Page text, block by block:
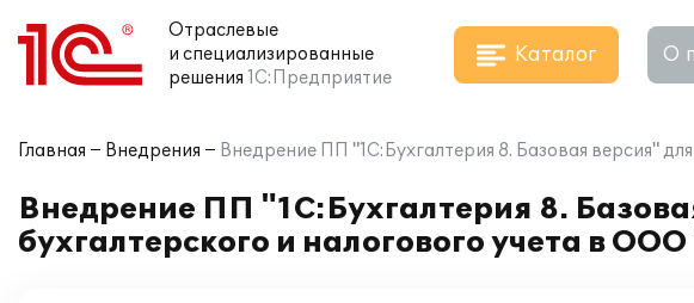
Отраслевые
и специализированные
решения 1С:Предприятие
Каталог О
Главная Внедрения Внедрение ПП "1С:Бухгалтерия 8. Базовая версия"
Внедрение ПП "1С:Бухгалтерия 8.
бухгалтерского и налогового учета в